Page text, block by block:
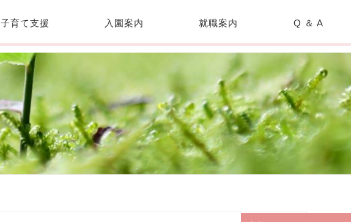
子育て支援 入園案内 就職案内 Q ＆ A